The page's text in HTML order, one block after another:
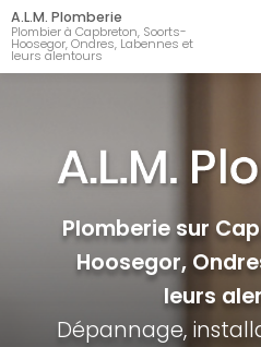
Aller
au
contenu
principal
A.L.M. Plomberie
Plombier à Capbreton, Soorts-
Hoosegor, Ondres, Labennes et
leurs alentours
Plomberie sur
Hoosegor,
leurs
Dépannage,